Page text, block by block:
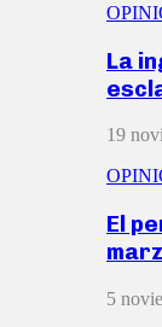
La
19
El
5